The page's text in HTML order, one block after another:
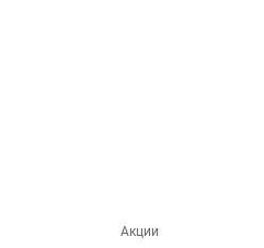
Акции